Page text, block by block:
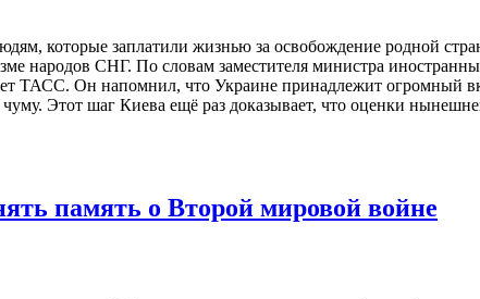
которые заплатили жизнью за освобождение родной
народов СНГ. По словам заместителя министра
ТАСС. Он напомнил, что Украине принадлежит огромный
Этот шаг Киева ещё раз доказывает, что оценки
память о Второй мировой войне